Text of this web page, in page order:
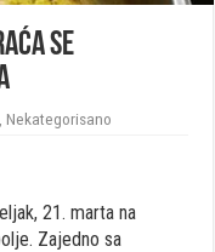
se
Nekategorisano
21. marta na
Zajedno sa